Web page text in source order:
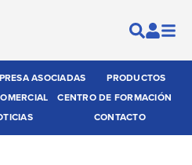
ASOCIADAS
PRODUCTOS
CENTRO DE FORMACIÓN
CONTACTO